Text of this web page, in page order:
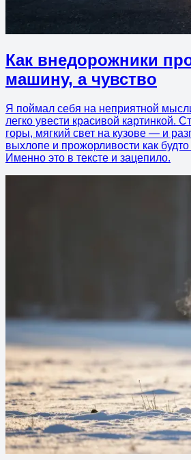
Как внедорожники
машину, а чувство
Я поймал себя на неприятной
легко увести красивой картинкой.
горы, мягкий свет на кузове — и
выхлопе и прожорливости как будто
Именно это в тексте и зацепило.